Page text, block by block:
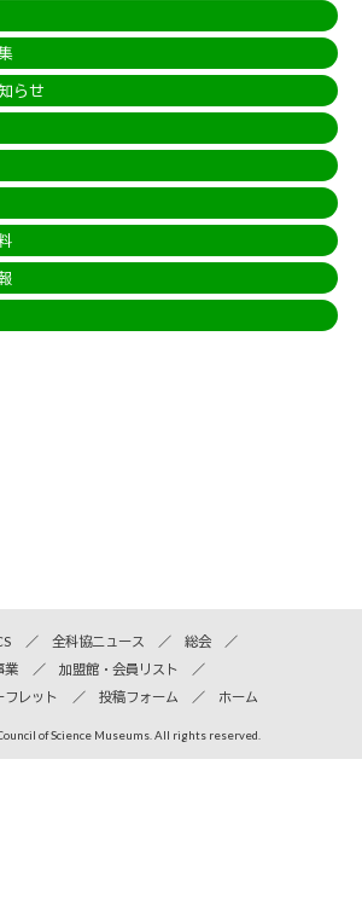
らせ
全科協ニュース
総会
業
加盟館・会員リスト
フレット 投稿フォーム ホーム
of Science Museums. All rights reserved.